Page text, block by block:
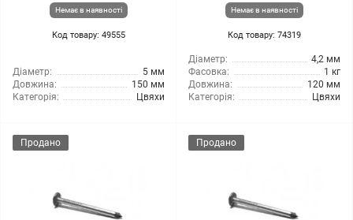
Немає в наявності
Код товару: 49555
Діаметр:
5 мм
Довжина:
150 мм
Категорія:
Цвяхи
Немає в наявності
Код товару: 74319
Діаметр:
4,2 мм
Фасовка:
1 кг
Довжина:
120 мм
Категорія:
Цвяхи
Продано Продано